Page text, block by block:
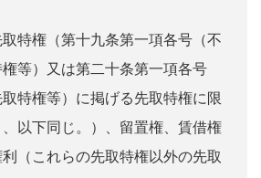
特権（第十九条第一項各号（不
等）又は第二十条第一項各号
取特権等）に掲げる先取特権に限
以下同じ。）、留置権、賃借権
（これらの先取特権以外の先取